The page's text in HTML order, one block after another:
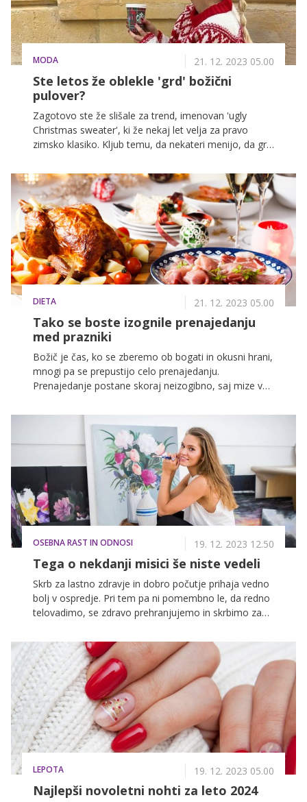
MODA 21. 12. 2023 05.00
Ste letos že oblekle 'grd' božični
pulover?
Zagotovo ste že slišale za trend, imenovan 'ugly
Christmas sweater', ki že nekaj let velja za pravo
zimsko klasiko. Kljub temu, da nekateri menijo, da gre
videvamo na vsakem koraku.
DIETA 21. 12. 2023 05.00
Tako se boste izognile prenajedanju
med prazniki
Božič je čas, ko se zberemo ob bogati in okusni hrani,
mnogi pa se prepustijo celo prenajedanju.
Prenajedanje postane skoraj neizogibno, saj mize v
degustaciji. Kljub temu pa je treba paziti, da uživamo v
hrani z užitkom, ne da bi pretiravali. Ne pozabite, da je
zmernost ključna tudi med prazniki!
OSEBNA RAST IN ODNOSI 19. 12. 2023 12.50
Tega o nekdanji misici še niste vedeli
Skrb za lastno zdravje in dobro počutje prihaja vedno
bolj v ospredje. Pri tem pa ni pomembno le, da redno
telovadimo, se zdravo prehranjujemo in skrbimo za
stresnem tempu življenja tudi umiriti, si vzeti čas zase
in za stvari, ki nas osrečujejo, razviti pozitivno
samopodobo in najti harmonijo v vsem, kar
počnemo. Med tiste, ki zase, za svoje zdravje in
dobro počutje skrbijo vsak dan v vseh pogledih,
zagotovo sodi tudi Nives Orešnik, ki nam je zaupala, v
čem je skrivnost njene življenjske harmonije.
LEPOTA 19. 12. 2023 05.00
Najlepši novoletni nohti za leto 2024